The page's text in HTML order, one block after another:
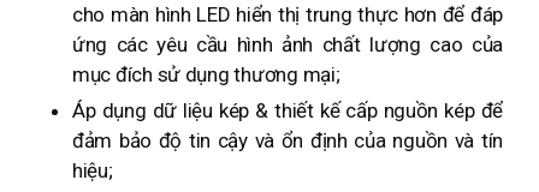
cho màn hình LED hiển thị trung thực hơn để đáp
ứng các yêu cầu hình ảnh chất lượng cao của
mục đích sử dụng thương mại;
Áp dụng dữ liệu kép & thiết kế cấp nguồn kép để
đảm bảo độ tin cậy và ổn định của nguồn và tín
hiệu;